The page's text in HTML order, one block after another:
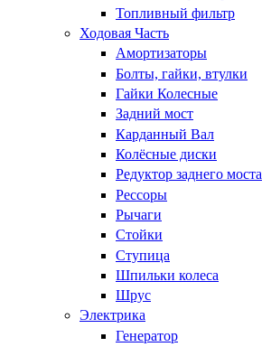
Топливный фильтр
Ходовая Часть
Амортизаторы
Болты, гайки, втулки
Гайки Колесные
Задний мост
Карданный Вал
Колёсные диски
Редуктор заднего моста
Рессоры
Рычаги
Стойки
Ступица
Шпильки колеса
Шрус
Электрика
Генератор